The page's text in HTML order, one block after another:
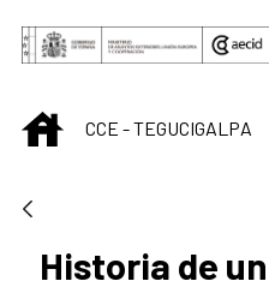
Saltar al contenido principal
INICIOCCE - TEGUCIGALPA
Historia de